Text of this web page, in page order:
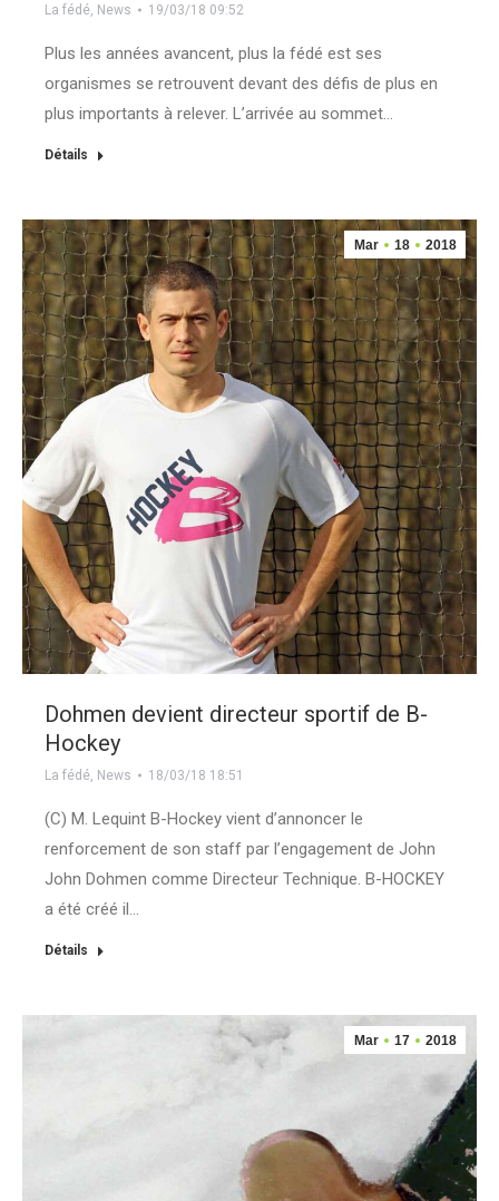
La fédé, News 19/03/18 09:52
Plus les années avancent, plus la fédé est ses
organismes se retrouvent devant des défis de plus en
plus importants à relever. L’arrivée au sommet…
Détails
Mar 18 2018
Dohmen devient directeur sportif de B-
Hockey
La fédé, News 18/03/18 18:51
(C) M. Lequint B-Hockey vient d’annoncer le
renforcement de son staff par l’engagement de John
John Dohmen comme Directeur Technique. B-HOCKEY
a été créé il…
Détails
Mar 17 2018